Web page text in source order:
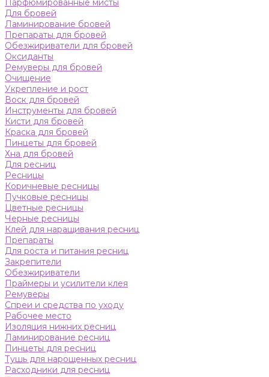
Парфюмированные мисты
Для бровей
Ламинирование бровей
Препараты для бровей
Обезжириватели для бровей
Оксиданты
Ремуверы для бровей
Очищение
Укрепление и рост
Воск для бровей
Инструменты для бровей
Кисти для бровей
Краска для бровей
Пинцеты для бровей
Хна для бровей
Для ресниц
Ресницы
Коричневые ресницы
Пучковые ресницы
Цветные ресницы
Черные ресницы
Клей для наращивания ресниц
Препараты
Для роста и питания ресниц
Закрепители
Обезжириватели
Праймеры и усилители клея
Ремуверы
Спреи и средства по уходу
Рабочее место
Изоляция нижних ресниц
Ламинирование ресниц
Пинцеты для ресниц
Тушь для нарощенных ресниц
Расходники для ресниц